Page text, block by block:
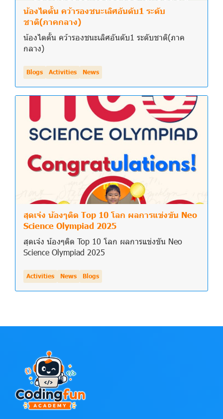
น้องไตตั้น คว้ารองชนะเลิศอันดับ1 ระดับ
ชาติ(ภาคกลาง)
น้องไตตั้น คว้ารองชนะเลิศอันดับ1 ระดับชาติ(ภาค
กลาง)
Blogs Activities News
สุดเจ๋ง น้องๆติด Top 10 โลก ผลการแข่งขัน Neo
Science Olympiad 2025
สุดเจ๋ง น้องๆติด Top 10 โลก ผลการแข่งขัน Neo
Science Olympiad 2025
Activities News Blogs